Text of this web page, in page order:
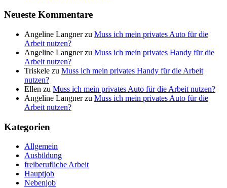
Neueste Kommentare
Angeline Langnerzu Muss ich mein privates Auto für die
Arbeit nutzen?
Angeline Langnerzu Muss ich mein privates Handy für die
Arbeit nutzen?
Triskele zu Muss ich mein privates Handy für die Arbeit
nutzen?
Ellen zu Muss ich mein privates Auto für die Arbeit nutzen?
Angeline Langnerzu Muss ich mein privates Auto für die
Arbeit nutzen?
Kategorien
Allgemein
Ausbildung
freiberufliche Arbeit
Hauptjob
Nebenjob